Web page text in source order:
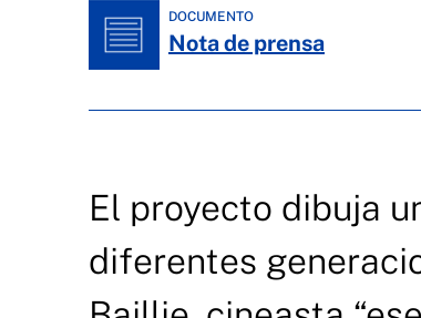
DOCUMENTO
Nota de prensa
El proyecto dibuja
diferentes